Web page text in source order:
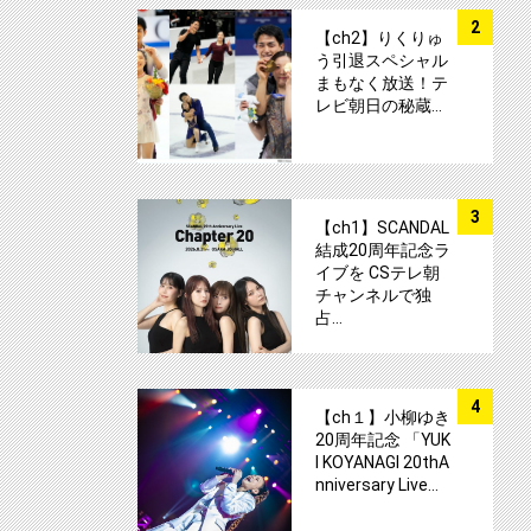
2
【ch2】りくりゅ
う引退スペシャル
まもなく放送！テ
レビ朝日の秘蔵…
3
【ch1】SCANDAL
結成20周年記念ラ
イブを CSテレ朝
チャンネルで独
占…
4
【ch１】小柳ゆき
20周年記念 「YUK
I KOYANAGI 20thA
nniversary Live…